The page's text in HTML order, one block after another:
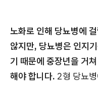
노화로 인해 당뇨병에
않지만, 당뇨병은 인지
기 때문에 중장년을 거
해야 합니다. 2형 당뇨